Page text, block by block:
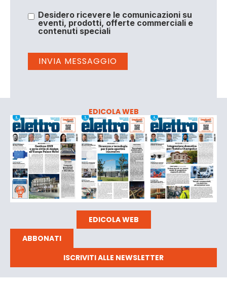
Desidero ricevere le comunicazioni su
eventi, prodotti, offerte commerciali e
contenuti speciali
EDICOLA WEB
EDICOLA WEB
ABBONATI
ISCRIVITI ALLE NEWSLETTER